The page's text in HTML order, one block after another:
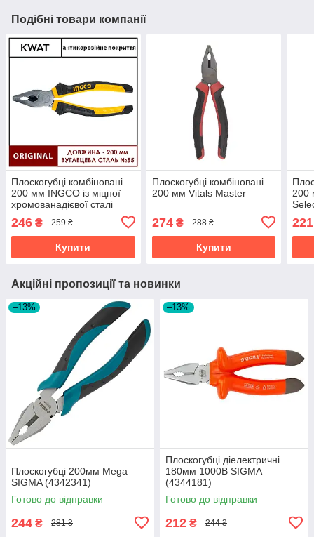
Подібні товари компанії
Плоскогубці комбіновані
200 мм INGCO із міцної
хромованадієвої сталі
246 ₴ 259 ₴
Купити
Плоскогубці комбіновані
200 мм Vitals Master
274₴ 288 ₴
Купити
200
221
Акційні пропозиції та новинки
–13%
Плоскогубці 200мм Mega
SIGMA (4342341)
Готово до відправки
244 ₴ 281 ₴
–13%
Плоскогубці діелектричні
180мм 1000В SIGMA
(4344181)
Готово до відправки
212 ₴ 244 ₴